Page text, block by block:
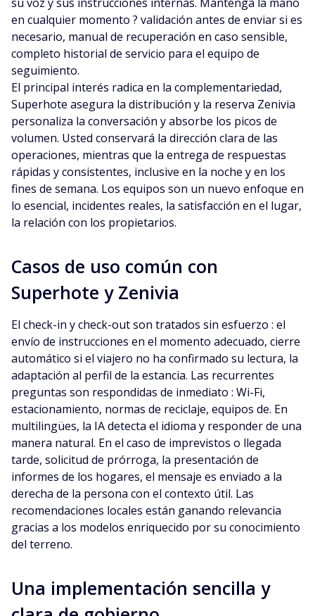
en cualquier momento ? validación antes de enviar si es
necesario, manual de recuperación en caso sensible,
completo historial de servicio para el equipo de
seguimiento.
El principal interés radica en la complementariedad,
Superhote asegura la distribución y la reserva Zenivia
personaliza la conversación y absorbe los picos de
volumen. Usted conservará la dirección clara de las
operaciones, mientras que la entrega de respuestas
rápidas y consistentes, inclusive en la noche y en los
fines de semana. Los equipos son un nuevo enfoque en
lo esencial, incidentes reales, la satisfacción en el lugar,
la relación con los propietarios.
Casos de uso común con
Superhote y Zenivia
El check-in y check-out son tratados sin esfuerzo : el
envío de instrucciones en el momento adecuado, cierre
automático si el viajero no ha confirmado su lectura, la
adaptación al perfil de la estancia. Las recurrentes
preguntas son respondidas de inmediato : Wi-Fi,
estacionamiento, normas de reciclaje, equipos de. En
multilingües, la IA detecta el idioma y responder de una
manera natural. En el caso de imprevistos o llegada
tarde, solicitud de prórroga, la presentación de
informes de los hogares, el mensaje es enviado a la
derecha de la persona con el contexto útil. Las
recomendaciones locales están ganando relevancia
gracias a los modelos enriquecido por su conocimiento
del terreno.
Una implementación sencilla y